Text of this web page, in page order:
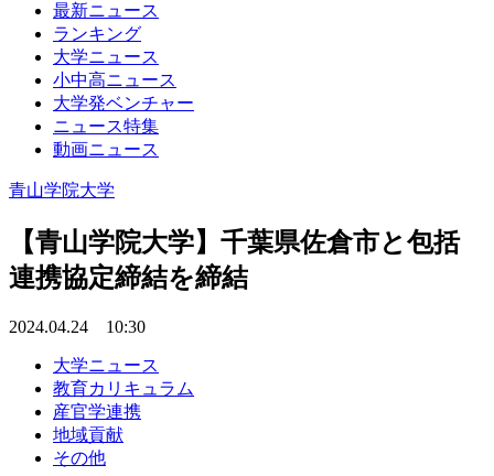
最新ニュース
ランキング
大学ニュース
小中高ニュース
大学発ベンチャー
ニュース特集
動画ニュース
青山学院大学
【青山学院大学】千葉県佐倉市と包括
連携協定締結を締結
2024.04.24 10:30
大学ニュース
教育カリキュラム
産官学連携
地域貢献
その他